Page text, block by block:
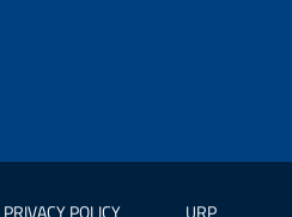
PRIVACY POLICY URP